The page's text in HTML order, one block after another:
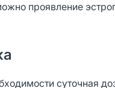
проявление
суточная